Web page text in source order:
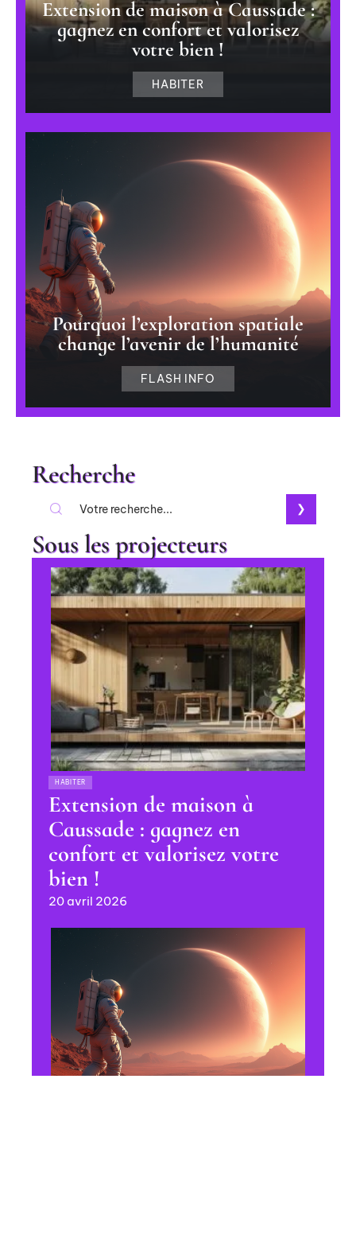
Extension de maison à Caussade :
gagnez en confort et valorisez
votre bien !
HABITER
Pourquoi l’exploration spatiale
change l’avenir de l’humanité
FLASH INFO
Recherche
Sous les projecteurs
HABITER
Extension de maison à
Caussade : gagnez en
confort et valorisez votre
bien !
20 avril 2026